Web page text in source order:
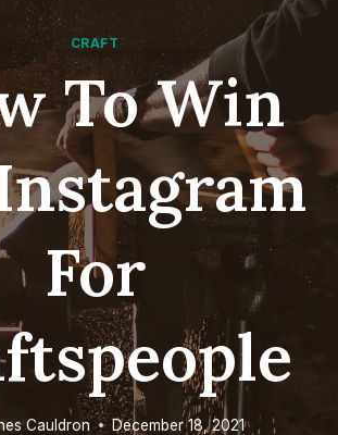
CRAFT
To Win
For
Cauldron December 18, 2021